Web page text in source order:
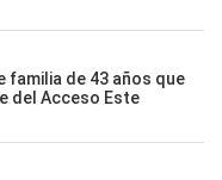
familia de 43 años que
del Acceso Este